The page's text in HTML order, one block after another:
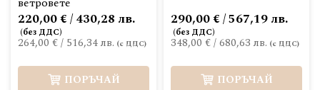
264,00 €/ 516,34 лв.
220,00 € / 430,28 лв.
ПОРЪЧАЙ
348,00 €/680,63 лв.
290,00 € / 567,19 лв.
ПОРЪЧАЙ